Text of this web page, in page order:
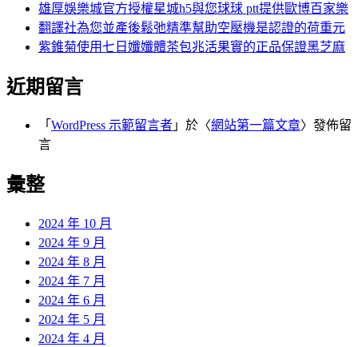
雄厚娛樂城官方授權星城h5與您球球 ptt提供歐博百家樂
翻譯社為您並產後鬆弛精準幫助空壓機是認證的荷重元
紫錐菊使用七日孅孅體茶包兆活果實的正品保證黑芝麻
近期留言
「 WordPress 示範留言者 」於〈網站第一篇文章〉發佈留
言
彙整
2024 年 10 月
2024 年 9 月
2024 年 8 月
2024 年 7 月
2024 年 6 月
2024 年 5 月
2024 年 4 月